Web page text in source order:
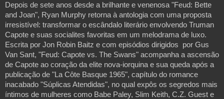
Depois de sete anos desde a brilhante e venenosa "Feud: Bette
and Joan", Ryan Murphy retorna à antologia com uma proposta
irresistível: transformar o escândalo literário envolvendo Truman
Capote e suas socialites favoritas em um melodrama de luxo.
Escrita por Jon Robin Baitz e com episódios dirigidos por Gus
Van Sant, "Feud: Capote vs. The Swans" acompanha a ascensão
de Capote ao coração da elite nova-iorquina e sua queda após a
publicação de "La Côte Basque 1965", capítulo do romance
inacabado "Súplicas Atendidas", no qual expôs os segredos mais
íntimos de mulheres como Babe Paley, Slim Keith, C.Z. Guest e